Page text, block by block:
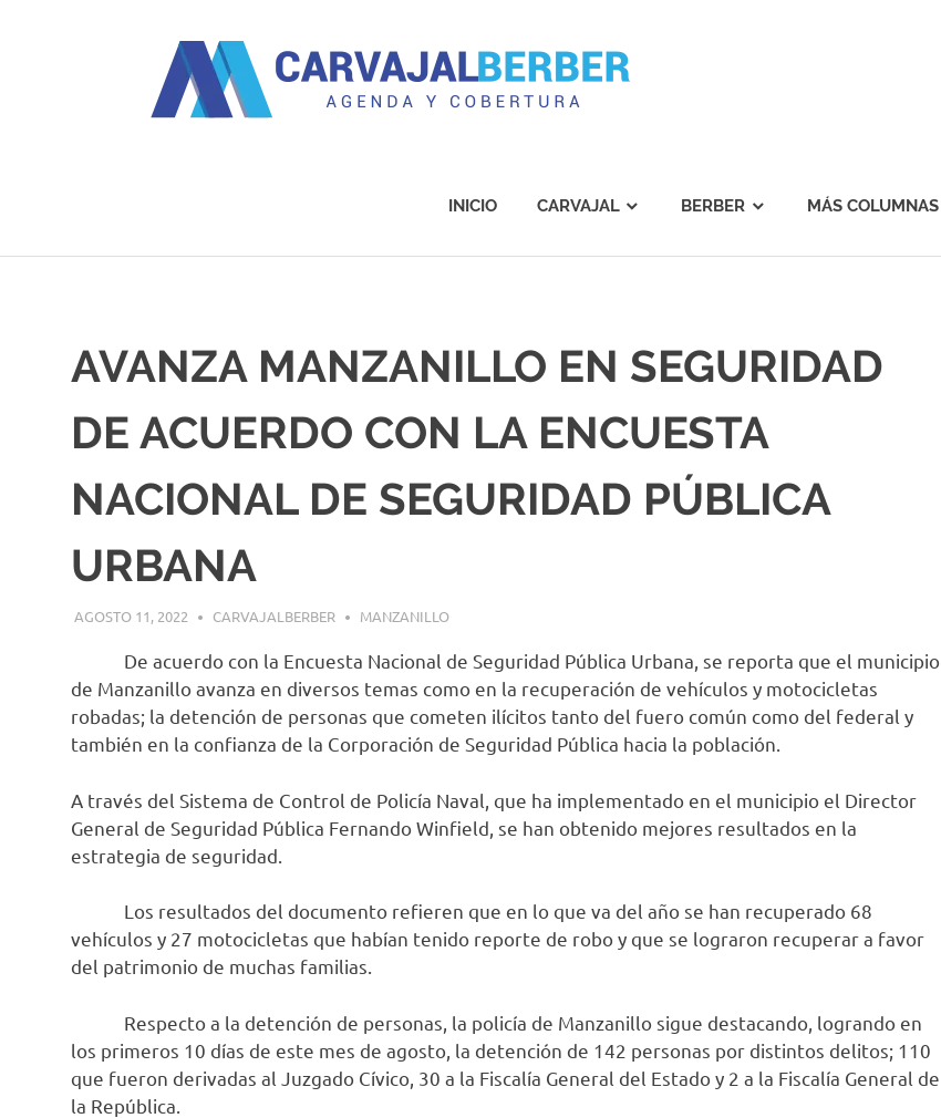
INICIO CARVAJAL BERBER MÁS COLUMNAS
AVANZA MANZANILLO EN SEGURIDAD
DE ACUERDO CON LA ENCUESTA
NACIONAL DE SEGURIDAD PÚBLICA
URBANA
AGOSTO 11, 2022 CARVAJALBERBER MANZANILLO
De acuerdo con la Encuesta Nacional de Seguridad Pública Urbana, se reporta que el municipio
de Manzanillo avanza en diversos temas como en la recuperación de vehículos y motocicletas
robadas; la detención de personas que cometen ilícitos tanto del fuero común como del federal y
también en la confianza de la Corporación de Seguridad Pública hacia la población.
A través del Sistema de Control de Policía Naval, que ha implementado en el municipio el Director
General de Seguridad Pública Fernando Winfield, se han obtenido mejores resultados en la
estrategia de seguridad.
Los resultados del documento refieren que en lo que va del año se han recuperado 68
vehículos y 27 motocicletas que habían tenido reporte de robo y que se lograron recuperar a favor
del patrimonio de muchas familias.
Respecto a la detención de personas, la policía de Manzanillo sigue destacando, logrando en
los primeros 10 días de este mes de agosto, la detención de 142 personas por distintos delitos; 110
que fueron derivadas al Juzgado Cívico, 30 a la Fiscalía General del Estado y 2 a la Fiscalía General de
la República.